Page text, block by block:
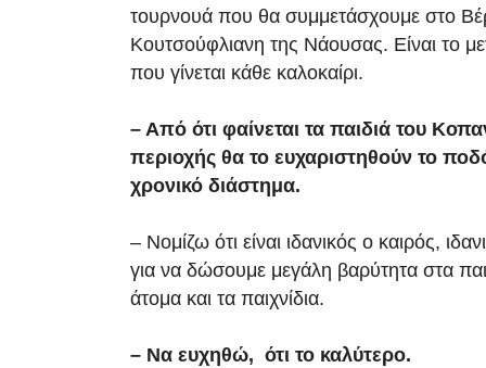
τουρνουά που θα συμμετάσχουμε στο
Κουτσούφλιανη της Νάουσας. Είναι το
που γίνεται κάθε καλοκαίρι.
– Από ότι φαίνεται τα παιδιά του
περιοχής θα το ευχαριστηθούν το
χρονικό διάστημα.
– Νομίζω ότι είναι ιδανικός ο καιρός,
για να δώσουμε μεγάλη βαρύτητα στα
άτομα και τα παιχνίδια.
– Να ευχηθώ, ότι το καλύτερο.